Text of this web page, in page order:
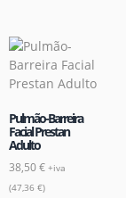
Pulmão-Barreira
Facial Prestan
Adulto
38,50€ +iva
(47,36 €)